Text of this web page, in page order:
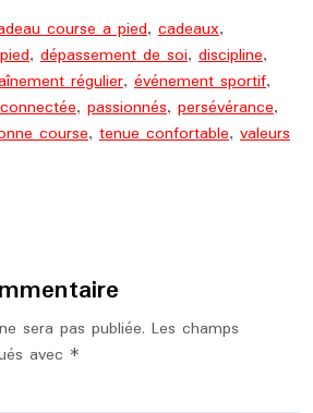
course a pied, cadeaux,
, dépassement de soi, discipline,
régulier, événement sportif,
, passionnés, persévérance,
course, tenue confortable, valeurs
sera pas publiée. Les champs
avec *